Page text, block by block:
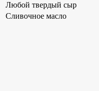
Любой твердый сыр
Сливочное масло